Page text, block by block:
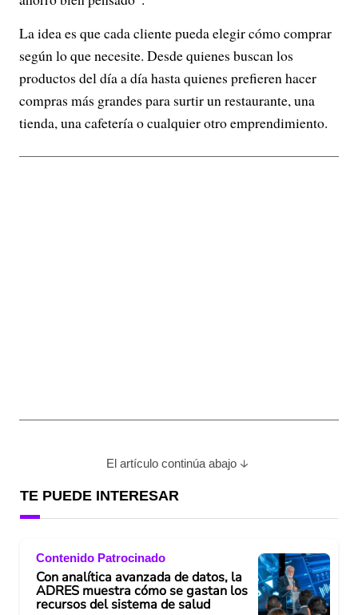
La idea es que cada cliente pueda elegir cómo comprar
según lo que necesite. Desde quienes buscan los
productos del día a día hasta quienes prefieren hacer
compras más grandes para surtir un restaurante, una
tienda, una cafetería o cualquier otro emprendimiento.
El artículo continúa abajo
TE PUEDE INTERESAR
Contenido Patrocinado
Con analítica avanzada de datos, la
ADRES muestra cómo se gastan los
recursos del sistema de salud